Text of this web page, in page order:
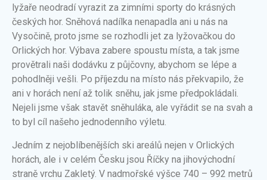
lyžaře neodradí vyrazit za zimními sporty do krásných
českých hor. Sněhová nadílka nenapadla ani u nás na
Vysočině, proto jsme se rozhodli jet za lyžovačkou do
Orlických hor. Výbava zabere spoustu místa, a tak jsme
provětrali naši dodávku z půjčovny, abychom se lépe a
pohodlněji vešli. Po příjezdu na místo nás překvapilo, že
ani v horách není až tolik sněhu, jak jsme předpokládali.
Nejeli jsme však stavět sněhuláka, ale vyřádit se na svah a
to byl cíl našeho jednodenního výletu.
Jedním z nejoblíbenějších ski areálů nejen v Orlických
horách, ale i v celém Česku jsou Říčky na jihovýchodní
straně vrchu Zakletý. V nadmořské výšce 740 – 992 metrů